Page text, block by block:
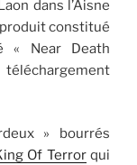
dans l’Aisne
constitué
Near Death
» bourrés
Of Terrorqui